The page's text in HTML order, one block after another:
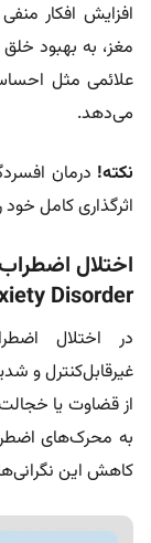
افزایش افکار
مغز، به بهبود
علائمی مثل
می‌دهد.
نکته! درمان
اثرگذاری کامل
Disorder)
غیرقابل‌کنترل و
از قضاوت یا
به محرک‌های
کاهش این